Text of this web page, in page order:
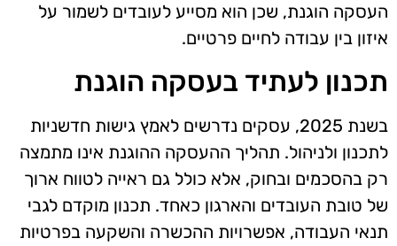
העסקה הוגנת, שכן הוא מסייע לעובדים לשמור על
איזון בין עבודה לחיים פרטיים.
תכנון לעתיד בעסקה הוגנת
בשנת 2025, עסקים נדרשים לאמץ גישות חדשניות
לתכנון ולניהול. תהליך ההעסקה ההוגנת אינו מתמצה
רק בהסכמים ובחוק, אלא כולל גם ראייה לטווח ארוך
של טובת העובדים והארגון כאחד. תכנון מוקדם לגבי
תנאי העבודה, אפשרויות ההכשרה והשקעה בפרטיות